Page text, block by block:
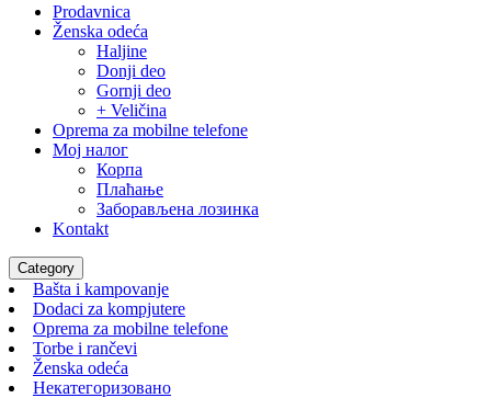
Close
Menu
Prodavnica
Ženska odeća
Haljine
Donji deo
Gornji deo
+ Veličina
Oprema za mobilne telefone
Moj налог
Корпа
Плаћање
Заборављена лозинка
Kontakt
Category
Bašta i kampovanjeBašta
i
kampovanje
Dodaci za kompjutereDodaci
za
Oprema za mobilne telefoneOprema
Torbe i rančevi
rančevi
Ženska odeća
odeća
НекатегоризованоНекатегоризовано